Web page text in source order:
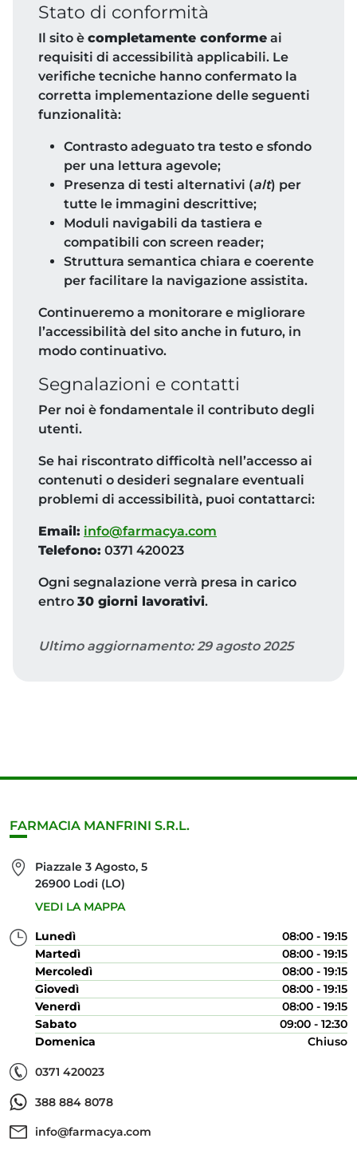
Stato di conformità
Il sito è completamente conforme ai
requisiti di accessibilità applicabili. Le
verifiche tecniche hanno confermato la
corretta implementazione delle seguenti
funzionalità:
Contrasto adeguato tra testo e sfondo
per una lettura agevole;
Presenza di testi alternativi (alt) per
tutte le immagini descrittive;
Moduli navigabili da tastiera e
compatibili con screen reader;
Struttura semantica chiara e coerente
per facilitare la navigazione assistita.
Continueremo a monitorare e migliorare
l’accessibilità del sito anche in futuro, in
modo continuativo.
Segnalazioni e contatti
Per noi è fondamentale il contributo degli
utenti.
Se hai riscontrato difficoltà nell’accesso ai
contenuti o desideri segnalare eventuali
problemi di accessibilità, puoi contattarci:
Email: info@farmacya.com
Telefono: 0371 420023
Ogni segnalazione verrà presa in carico
entro 30 giorni lavorativi.
Ultimo aggiornamento: 29 agosto 2025
FARMACIA MANFRINI S.R.L.
Piazzale 3 Agosto, 5
26900 Lodi (LO)
VEDI LA MAPPA
Lunedì
08:00 - 19:15
Martedì
08:00 - 19:15
Mercoledì
08:00 - 19:15
Giovedì
08:00 - 19:15
Venerdì
08:00 - 19:15
Sabato
09:00 - 12:30
Domenica
Chiuso
0371 420023
388 884 8078
info@farmacya.com